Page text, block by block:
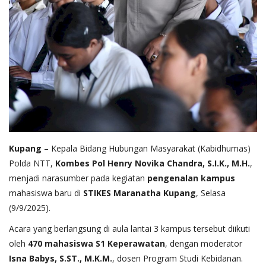
Kupang – Kepala Bidang Hubungan Masyarakat (Kabidhumas)
Polda NTT, Kombes Pol Henry Novika Chandra, S.I.K., M.H.,
menjadi narasumber pada kegiatan pengenalan kampus
mahasiswa baru di STIKES Maranatha Kupang, Selasa
(9/9/2025).
Acara yang berlangsung di aula lantai 3 kampus tersebut diikuti
oleh 470 mahasiswa S1 Keperawatan, dengan moderator
Isna Babys, S.ST., M.K.M., dosen Program Studi Kebidanan.